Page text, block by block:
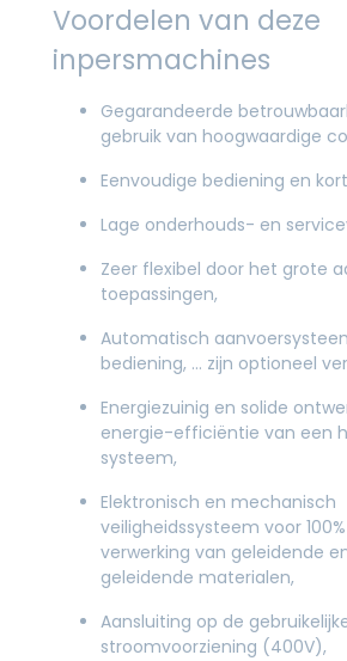
Voordelen van deze
inpersmachines
Gegarandeerde
gebruik van hoogwaardige
Eenvoudige bediening en
Lage onderhouds- en
Zeer flexibel door het grote
toepassingen,
Automatisch
bediening, … zijn optioneel
Energiezuinig en solide
energie-efficiëntie van een
systeem,
Elektronisch en mechanisch
veiligheidssysteem voor
verwerking van geleidende
geleidende materialen,
Aansluiting op de
stroomvoorziening (400V),